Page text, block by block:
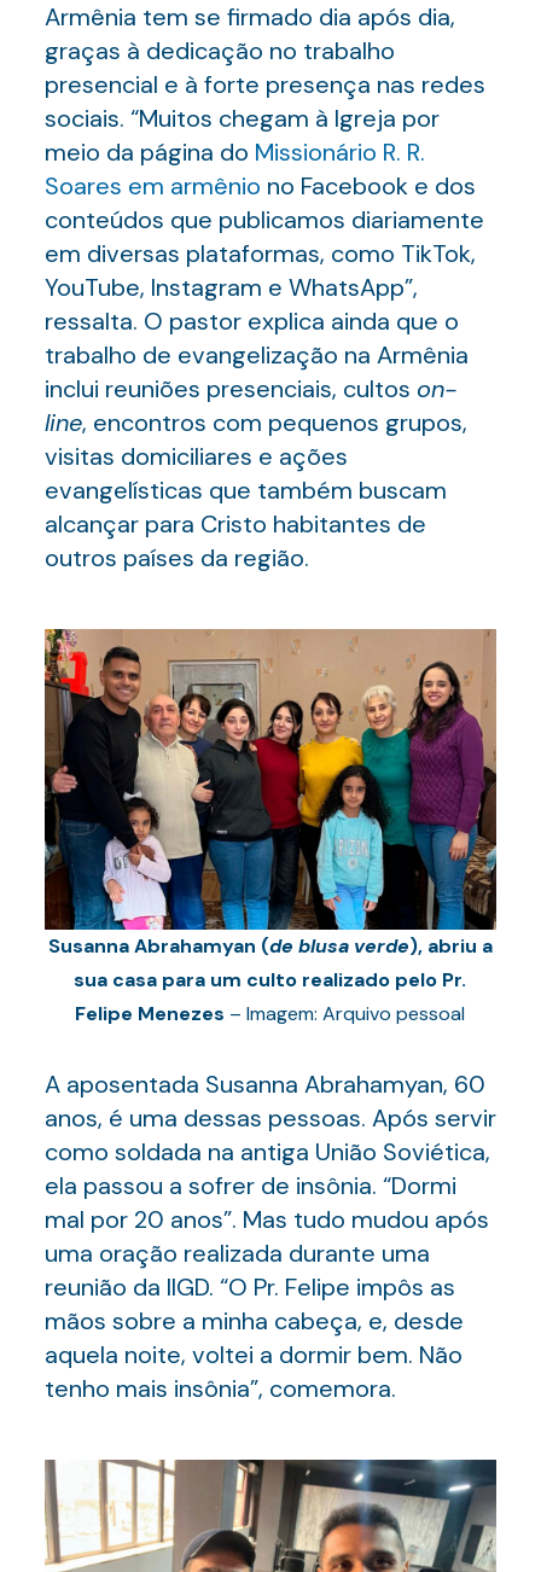
Armênia tem se firmado dia após dia,
graças à dedicação no trabalho
presencial e à forte presença nas redes
sociais. “Muitos chegam à Igreja por
meio da página do Missionário R. R.
Soares em armênio no Facebook e dos
conteúdos que publicamos diariamente
em diversas plataformas, como TikTok,
YouTube, Instagram e WhatsApp”,
ressalta. O pastor explica ainda que o
trabalho de evangelização na Armênia
inclui reuniões presenciais, cultos on-
line, encontros com pequenos grupos,
visitas domiciliares e ações
evangelísticas que também buscam
alcançar para Cristo habitantes de
outros países da região.
Susanna Abrahamyan (de blusa verde), abriu a
sua casa para um culto realizado pelo Pr.
Felipe Menezes – Imagem: Arquivo pessoal
A aposentada Susanna Abrahamyan, 60
anos, é uma dessas pessoas. Após servir
como soldada na antiga União Soviética,
ela passou a sofrer de insônia. “Dormi
mal por 20 anos”. Mas tudo mudou após
uma oração realizada durante uma
reunião da IIGD. “O Pr. Felipe impôs as
mãos sobre a minha cabeça, e, desde
aquela noite, voltei a dormir bem. Não
tenho mais insônia”, comemora.